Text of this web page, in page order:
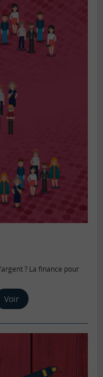
? La finance pour
Voir